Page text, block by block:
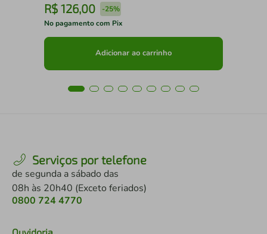
R$ 126,00 -25%
No pagamento com Pix
Adicionar ao carrinho
Serviços por telefone
de segunda a sábado das
08h às 20h40 (Exceto feriados)
0800 724 4770